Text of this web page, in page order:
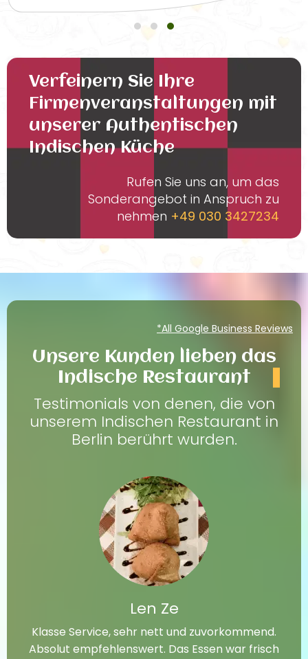
Verfeinern Sie Ihre
Firmenveranstaltungen mit
unserer Authentischen
Indischen Küche
Rufen Sie uns an, um das
Sonderangebot in Anspruch zu
nehmen +49 030 3427234
*All Google Business Reviews
Unsere Kunden lieben das
Indische Restaurant
Testimonials von denen, die von
unserem Indischen Restaurant in
Berlin berührt wurden.
Len Ze
Klasse Service, sehr nett und zuvorkommend.
Absolut empfehlenswert. Das Essen war frisch